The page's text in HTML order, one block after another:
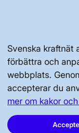
Svenska kraftnät
förbättra och
webbplats.
accepterar du
mer om kakor
Svenska